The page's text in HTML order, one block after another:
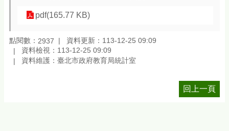
pdf(165.77 KB)
點閱數： 2937
資料更新：113-12-25 09:09
資料檢視：113-12-25 09:09
資料維護：臺北市政府教育局統計室
回上一頁